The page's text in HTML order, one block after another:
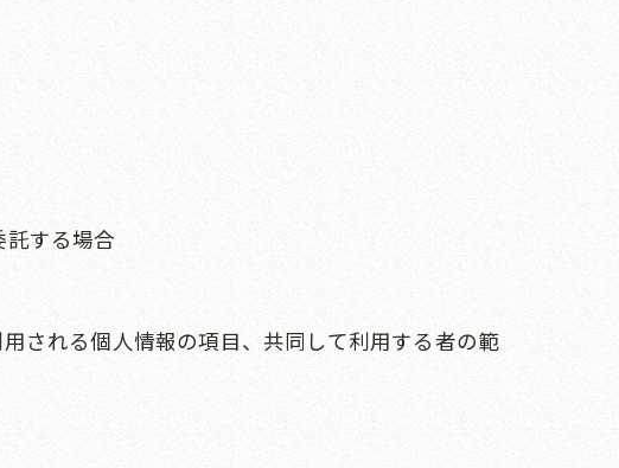
託する場合
される個人情報の項目、共同して利用する者の範